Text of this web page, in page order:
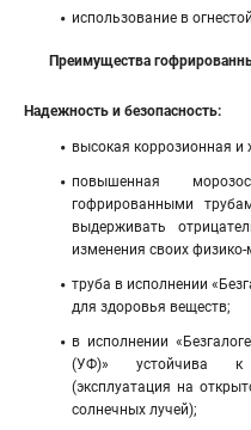
использование в
Преимущества
Надежность и безопасность:
высокая коррозионная и
повышенная
гофрированными
выдерживать
изменения своих физико-
труба в исполнении
для здоровья веществ;
в исполнении
(УФ)» устойчива к
(эксплуатация на
солнечных лучей);